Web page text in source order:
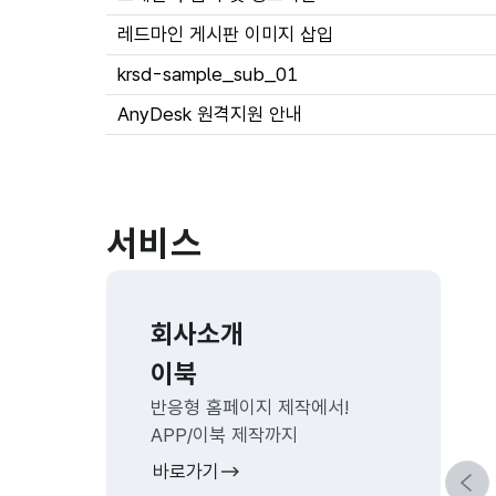
레드마인 게시판 이미지 삽입
krsd-sample_sub_01
AnyDesk 원격지원 안내
서비스
회사소개
이북
반응형 홈페이지 제작에서!
APP/이북 제작까지
바로가기